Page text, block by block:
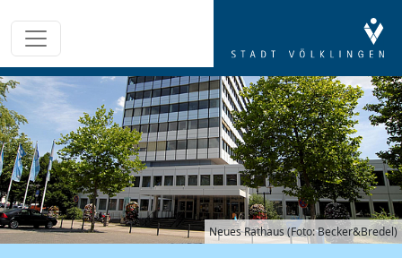
Neues Rathaus (Foto: Becker&Bredel)